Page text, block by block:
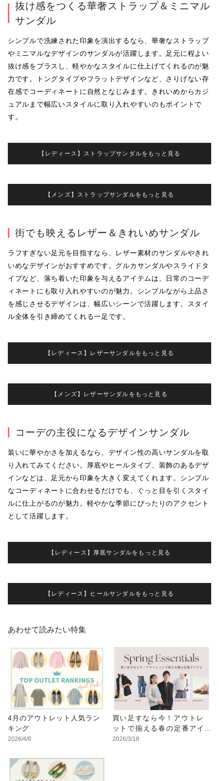
抜け感をつくる華奢ストラップ＆ミニマル
サンダル
シンプルで洗練された印象を演出するなら、華奢なストラップ
やミニマルなデザインのサンダルが活躍します。足元に程よい
抜け感をプラスし、軽やかなスタイルに仕上げてくれるのが魅
力です。トングタイプやフラットデザインなど、さりげない存
在感でコーディネートに自然となじみます。きれいめからカジ
ュアルまで幅広いスタイルに取り入れやすいのもポイントで
す。
【レディース】ストラップサンダルをもっと見る
【メンズ】ストラップサンダルをもっと見る
街でも映えるレザー＆きれいめサンダル
ラフすぎない足元を目指すなら、レザー素材のサンダルやきれ
いめなデザインがおすすめです。グルカサンダルやスライドタ
イプなど、落ち着いた印象を与えるアイテムは、日常のコーデ
ィネートにも取り入れやすいのが魅力。シンプルながら上品さ
を感じさせるデザインは、幅広いシーンで活躍します。スタイ
ル全体を引き締めてくれる一足です。
【レディース】レザーサンダルをもっと見る
【メンズ】レザーサンダルをもっと見る
コーデの主役になるデザインサンダル
装いに華やかさを加えるなら、デザイン性の高いサンダルを取
り入れてみてください。厚底やヒールタイプ、装飾のあるデザ
インなどは、足元から印象を大きく変えてくれます。シンプル
なコーディネートに合わせるだけでも、ぐっと目を引くスタイ
ルに仕上がるのが魅力。軽やかな季節にぴったりのアクセント
として活躍します。
【レディース】厚底サンダルをもっと見る
【レディース】ヒールサンダルをもっと見る
あわせて読みたい特集
4月のアウトレット人気ラン
キング
2026/4/6
買い足すなら今！アウトレ
ットで揃える春の定番アイ
テム
2026/3/18